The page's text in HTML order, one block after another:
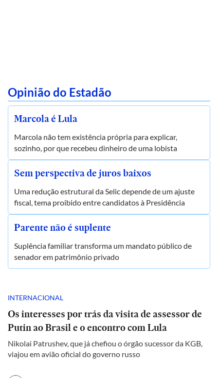
Opinião do Estadão
Marcola é Lula
Marcola não tem existência própria para explicar,
sozinho, por que recebeu dinheiro de uma lobista
Sem perspectiva de juros baixos
Uma redução estrutural da Selic depende de um ajuste
fiscal, tema proibido entre candidatos à Presidência
Parente não é suplente
Suplência familiar transforma um mandato público de
senador em patrimônio privado
INTERNACIONAL
Os interesses por trás da visita de assessor de
Putin ao Brasil e o encontro com Lula
Nikolai Patrushev, que já chefiou o órgão sucessor da KGB,
viajou em avião oficial do governo russo